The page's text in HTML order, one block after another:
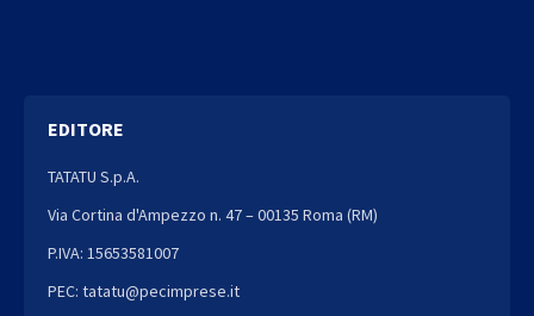
EDITORE
TATATU S.p.A.
Via Cortina d'Ampezzo n. 47 – 00135 Roma (RM)
P.IVA: 15653581007
PEC: tatatu@pecimprese.it